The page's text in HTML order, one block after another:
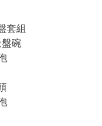
套組
碗